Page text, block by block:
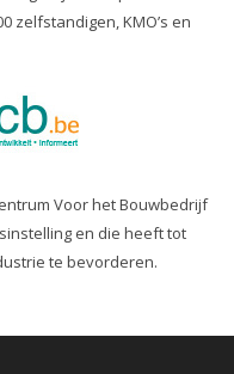
zelfstandigen, KMO’s en
Voor het Bouwbedrijf
en die heeft tot
te bevorderen.